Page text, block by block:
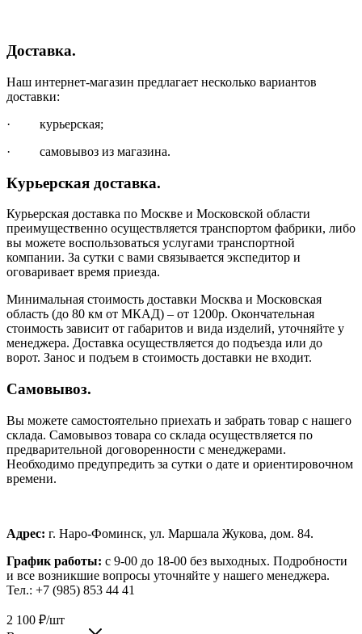
Доставка.
Наш интернет-магазин предлагает несколько вариантов
доставки:
· курьерская;
· самовывоз из магазина.
Курьерская доставка.
Курьерская доставка по Москве и Московской области
преимущественно осуществляется транспортом фабрики, либо
вы можете воспользоваться услугами транспортной
компании. За сутки с вами связывается экспедитор и
оговаривает время приезда.
Минимальная стоимость доставки Москва и Московская
область (до 80 км от МКАД) – от 1200р. Окончательная
стоимость зависит от габаритов и вида изделий, уточняйте у
менеджера. Доставка осуществляется до подъезда или до
ворот. Занос и подъем в стоимость доставки не входит.
Самовывоз.
Вы можете самостоятельно приехать и забрать товар с нашего
склада. Самовывоз товара со склада осуществляется по
предварительной договоренности с менеджерами.
Необходимо предупредить за сутки о дате и ориентировочном
времени.
Адрес: г. Наро-Фоминск, ул. Маршала Жукова, дом. 84.
График работы: с 9-00 до 18-00 без выходных. Подробности
и все возникшие вопросы уточняйте у нашего менеджера.
Тел.: +7 (985) 853 44 41
2 100 ₽/шт